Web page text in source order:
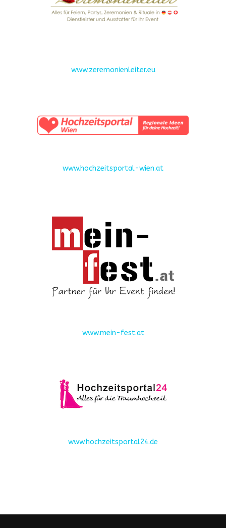
www.zeremonienleiter.eu
www.hochzeitsportal-wien.at
www.mein-fest.at
www.hochzeitsportal24.de